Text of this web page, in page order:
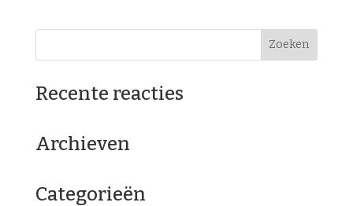
Recente reacties
Archieven
Categorieën